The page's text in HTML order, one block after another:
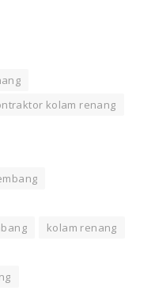
kolam renang
kolam renang